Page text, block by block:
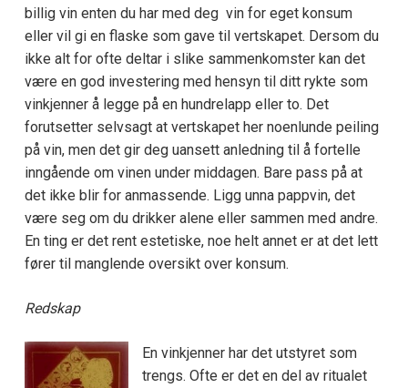
billig vin enten du har med deg vin for eget konsum
eller vil gi en flaske som gave til vertskapet. Dersom du
ikke alt for ofte deltar i slike sammenkomster kan det
være en god investering med hensyn til ditt rykte som
vinkjenner å legge på en hundrelapp eller to. Det
forutsetter selvsagt at vertskapet her noenlunde peiling
på vin, men det gir deg uansett anledning til å fortelle
inngående om vinen under middagen. Bare pass på at
det ikke blir for anmassende. Ligg unna pappvin, det
være seg om du drikker alene eller sammen med andre.
En ting er det rent estetiske, noe helt annet er at det lett
fører til manglende oversikt over konsum.
Redskap
En vinkjenner har det utstyret som
trengs. Ofte er det en del av ritualet